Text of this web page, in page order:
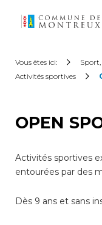
Se
Pour
Vous êtes ici:
Activités sportives
OPEN
Activités sportives
entourées par des
Dès 9 ans et sans